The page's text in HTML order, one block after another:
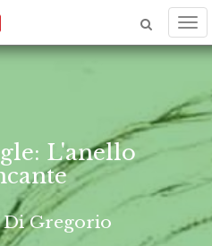
L'anello
Gregorio